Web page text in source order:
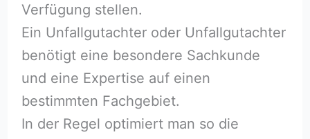
Verfügung stellen.
Ein Unfallgutachter oder Unfallgutachter
benötigt eine besondere Sachkunde
und eine Expertise auf einen
bestimmten Fachgebiet.
In der Regel optimiert man so die